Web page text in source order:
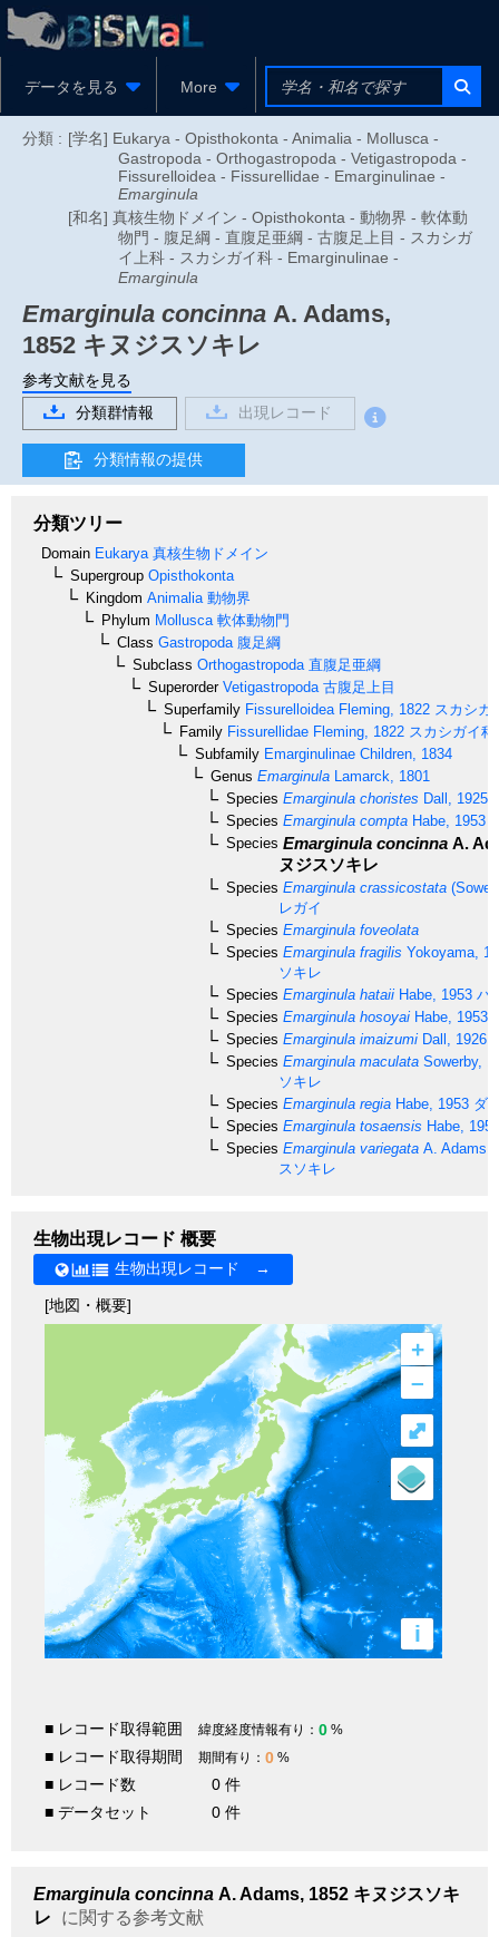
データを見る More
分類 : [学名] Eukarya - Opisthokonta - Animalia - Mollusca -
Gastropoda - Orthogastropoda - Vetigastropoda -
Fissurelloidea - Fissurellidae - Emarginulinae -
Emarginula
[和名] 真核生物ドメイン - Opisthokonta - 動物界 - 軟体動
物門 - 腹足綱 - 直腹足亜綱 - 古腹足上目 - スカシガ
イ上科 - スカシガイ科 - Emarginulinae -
Emarginula
Emarginula concinna A. Adams,
1852 キヌジスソキレ
参考文献を見る
分類群情報
出現レコード
分類情報の提供
分類ツリー
Domain Eukarya 真核生物ドメイン
Supergroup Opisthokonta
Kingdom Animalia 動物界
Phylum Mollusca 軟体動物門
Class Gastropoda 腹足綱
Subclass Orthogastropoda 直腹足亜綱
SuperorderVetigastropoda 古腹足上目
Superfamily Fissurelloidea Fleming, 1822 スカシガ
Family Fissurellidae Fleming, 1822 スカシガイ科
Subfamily Emarginulinae Children, 1834
Genus Emarginula Lamarck, 1801
Species Emarginula choristes Dall, 1925
Species Emarginula compta Habe, 1953
Species Emarginula concinna A.
ヌジスソキレ
Species Emarginula crassicostata
レガイ
Species Emarginula foveolata
Species Emarginula fragilis Yokoyama,
ソキレ
Species Emarginula hataii Habe, 1953 ハ
Species Emarginula hosoyai Habe, 1953
Species Emarginula imaizumi Dall, 1926
Species Emarginula maculata Sowerby,
ソキレ
Species Emarginula regia Habe, 1953 ダ
Species Emarginula tosaensis Habe, 1953
Species Emarginula variegata A. Adams,
スソキレ
生物出現レコード 概要
生物出現レコード →
[地図・概要]
+
–
i
⤢
■ レコード取得範囲 緯度経度情報有り： 0 %
■ レコード取得期間 期間有り： 0 %
■ レコード数
0 件
■ データセット
0 件
Emarginula concinna A. Adams, 1852 キヌジスソキ
レ
に関する参考文献